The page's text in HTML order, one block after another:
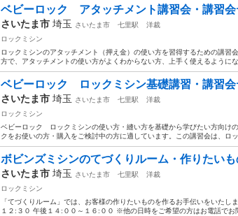
ベビーロック アタッチメント講習会・講習
さいたま市 埼玉 さいたま市 七里駅
洋裁
ロックミシン
ロックミシンのアタッチメント（押え金）の使い方を習得するための講習
方で、アタッチメントの使い方がよくわからない方、上手く使えるように
ベビーロック ロックミシン基礎講習・講習会
さいたま市 埼玉 さいたま市 七里駅
洋裁
ロックミシン
ベビーロック ロックミシンの使い方・縫い方を基礎から学びたい方向け
クをお使いの方・購入をご検討中の方に適しています。 ​ この講習会は、ロ
ボビンズミシンのてづくりルーム・作りたい
さいたま市 埼玉 さいたま市 七里駅
洋裁
ロックミシン
「てづくりルーム」では、お客様の作りたいものを作るお手伝いをいた
１２:３０ 午後１４:００～１６:００ ※他の日時をご希望の方はお電話でお